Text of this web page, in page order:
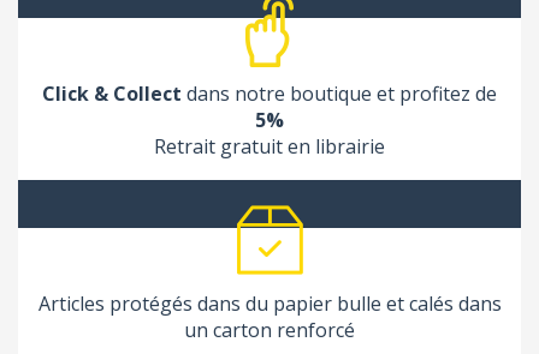
Click & Collect dans notre boutique et profitez de
5%
Retrait gratuit en librairie
Articles protégés dans du papier bulle et calés dans
un carton renforcé